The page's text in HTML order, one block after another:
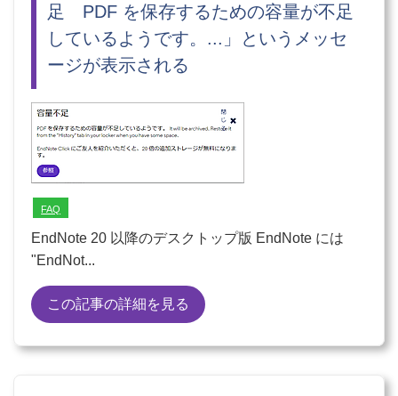
足 PDF を保存するための容量が不足
しているようです。...」というメッセ
ージが表示される
FAQ
EndNote 20 以降のデスクトップ版 EndNote には
"EndNot...
この記事の詳細を見る